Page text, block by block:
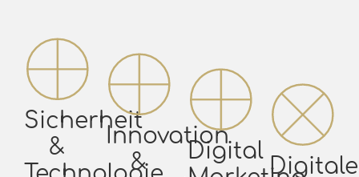
Sicherheit
&
Innovation
&
Digital
Digitale